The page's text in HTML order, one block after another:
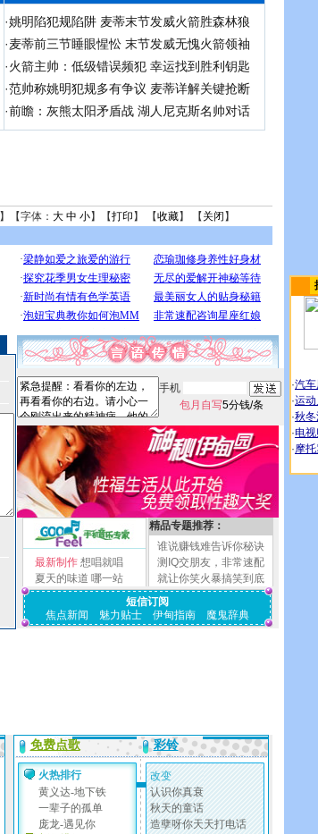
·姚明陷犯规陷阱 麦蒂末节发威火箭胜森林狼
·麦蒂前三节睡眼惺忪 末节发威无愧火箭领袖
·火箭主帅：低级错误频犯 幸运找到胜利钥匙
·范帅称姚明犯规多有争议 麦蒂详解关键抢断
·前瞻：灰熊太阳矛盾战 湖人尼克斯名帅对话
】【字体： 大 中 小】【打印 】 【收藏】 【 关闭 】
手机
包月自写5分钱/条
最新制作 想唱就唱
夏天的味道 哪一站
精品专题推荐：
谁说赚钱难告诉你秘诀
测IQ交朋友，非常速配
就让你笑火暴搞笑到底
短信订阅
焦点新闻
魅力贴士 伊甸指南 魔鬼辞典
·汽
·运
·秋
·电
·摩